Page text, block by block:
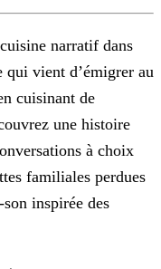
narratif dans
qui vient d’émigrer au
cuisinant de
une histoire
à choix
familiales perdues
inspirée des